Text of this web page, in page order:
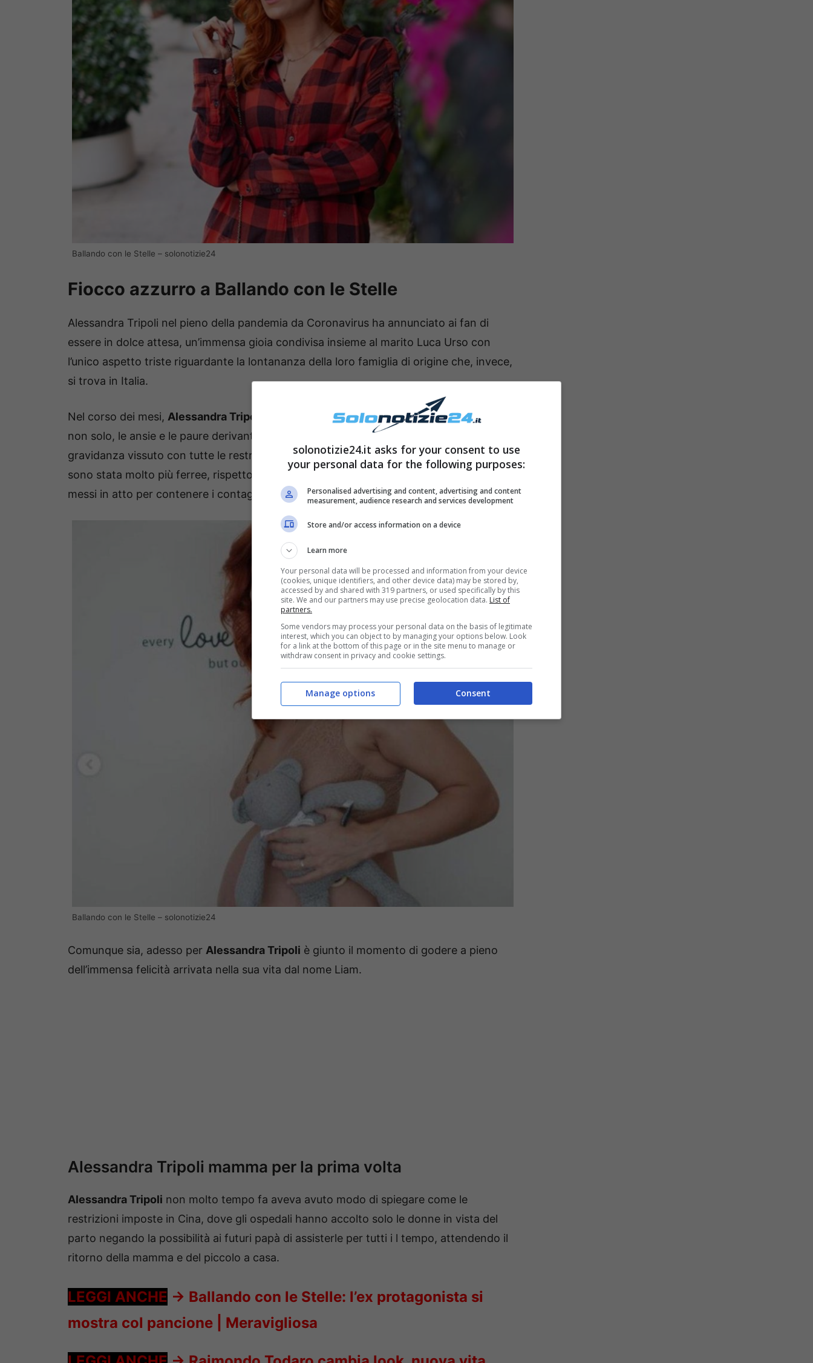
Ballando con le Stelle – solonotizie24
Fiocco azzurro a Ballando con le Stelle
Alessandra Tripoli nel pieno della pandemia da Coronavirus ha annunciato ai fan di
essere in dolce attesa, un’immensa gioia condivisa insieme al marito Luca Urso con
l’unico aspetto triste riguardante la lontananza della loro famiglia di origine che, invece,
si trova in Italia.
Nel corso dei mesi, Alessandra Tripoli
ha sempre condiviso con il popolo del web, e
non solo, le ansie e le paure derivanti da un delicato periodo come quello della
gravidanza vissuto con tutte le restrizioni della pandemia da Coronavirus che in Cina
sono stata molto più ferree, rispetto il resto del mondo dato anche i continui lockdwon
messi in atto per contenere i contagi.
Ballando con le Stelle – solonotizie24
Comunque sia, adesso per Alessandra Tripoli è giunto il momento di godere a pieno
dell’immensa felicità arrivata nella sua vita dal nome Liam.
Alessandra Tripoli mamma per la prima volta
Alessandra Tripoli non molto tempo fa aveva avuto modo di spiegare come le
restrizioni imposte in Cina, dove gli ospedali hanno accolto solo le donne in vista del
parto negando la possibilità ai futuri papà di assisterle per tutti i l tempo, attendendo il
ritorno della mamma e del piccolo a casa.
LEGGI ANCHE -> Ballando con le Stelle: l’ex protagonista si
mostra col pancione | Meravigliosa
solonotizie24.it asks for your consent to use
your personal data for the following purposes:
Personalised advertising and content, advertising and content
measurement, audience research and services development
Store and/or access information on a device
Learn more
Your personal data will be processed and information from your device
(cookies, unique identifiers, and other device data) may be stored by,
accessed by and shared with 319 partners, or used specifically by this
site. We and our partners may use precise geolocation data. List of
partners.
Some vendors may process your personal data on the basis of legitimate
interest, which you can object to by managing your options below. Look
for a link at the bottom of this page or in the site menu to manage or
withdraw consent in privacy and cookie settings.
Consent
Manage options